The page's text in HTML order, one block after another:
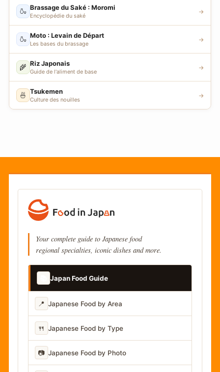
🍶 Brassage du Saké : Moromi
Encyclopédie du saké
→
🍶 Moto : Levain de Départ
Les bases du brassage
→
🌾 Riz Japonais
Guide de l'aliment de base
→
🍜 Tsukemen
Culture des nouilles
→
Your complete guide to Japanese food
regional specialties, iconic dishes and more.
Japan Food Guide
📍 Japanese Food by Area
🍴 Japanese Food by Type
📷 Japanese Food by Photo